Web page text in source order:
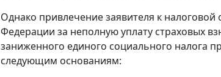
Однако привлечение заявителя к налоговой
Федерации за неполную уплату страховых
заниженного единого социального налога
следующим основаниям: